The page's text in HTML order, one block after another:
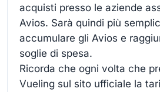
acquisti presso le aziende
Avios. Sarà quindi più
accumulare gli Avios e
soglie di spesa.
Ricorda che ogni volta che
Vueling sul sito ufficiale la